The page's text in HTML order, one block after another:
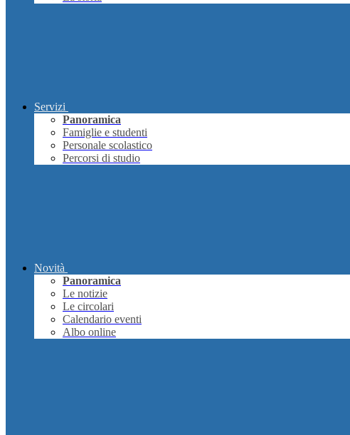
Servizi
Panoramica
Famiglie e studenti
Personale scolastico
Percorsi di studio
Novità
Panoramica
Le notizie
Le circolari
Calendario eventi
Albo online